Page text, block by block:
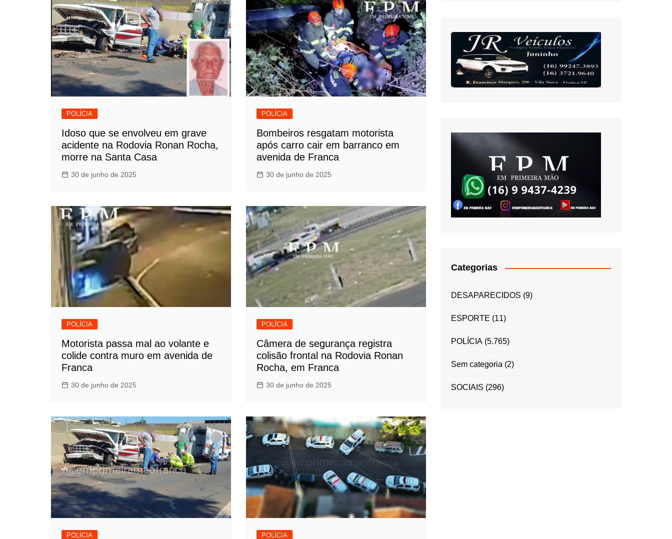
POLÍCIA
Idoso que se envolveu em grave
acidente na Rodovia Ronan Rocha,
morre na Santa Casa
30 de junho de 2025
POLÍCIA
Bombeiros resgatam motorista
após carro cair em barranco em
avenida de Franca
30 de junho de 2025
POLÍCIA
Motorista passa mal ao volante e
colide contra muro em avenida de
Franca
30 de junho de 2025
POLÍCIA
Câmera de segurança registra
colisão frontal na Rodovia Ronan
Rocha, em Franca
30 de junho de 2025
POLÍCIA POLÍCIA
Categorias
DESAPARECIDOS (9)
ESPORTE (11)
POLÍCIA (5.765)
Sem categoria (2)
SOCIAIS (296)